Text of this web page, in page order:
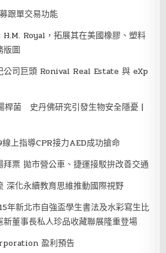
跟單交易功能
Royal，拓展其在美國橡膠、塑料
版圖
公司巨頭 Ronival Real Estate 與 eXp
桿菌 史丹佛研究引發生物安全隱憂 |
上指導CPR接力AED成功搶命
票 拋市營公車、捷運接駁拚改善交通
深化永續教育思維推動國際視野
年新北市自強盃學生書法及水彩寫生比
董事長私人珍品收藏聯展隆重登場
盈利預告